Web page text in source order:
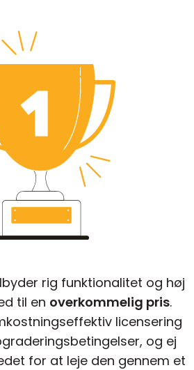
rig funktionalitet og høj
til en overkommelig pris.
licensering
og ej
for at leje den gennem et